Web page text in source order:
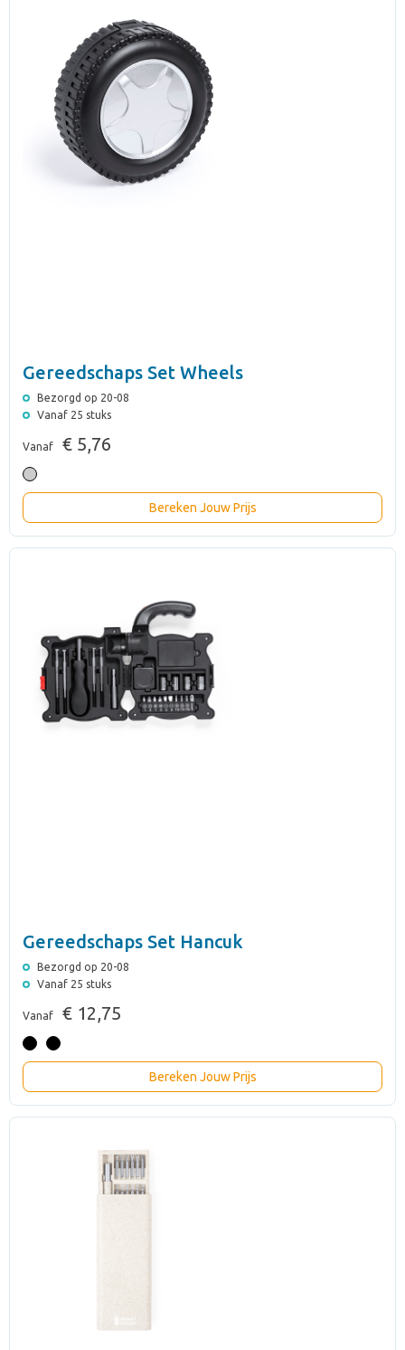
Gereedschaps Set Wheels
Bezorgd op 20-08
Vanaf 25 stuks
Vanaf € 5,76
Bereken Jouw Prijs
Gereedschaps Set Hancuk
Bezorgd op 20-08
Vanaf 25 stuks
Vanaf € 12,75
Bereken Jouw Prijs